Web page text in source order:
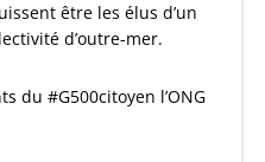
être les élus d’un
d’outre-mer.
du #G500citoyen l’ONG